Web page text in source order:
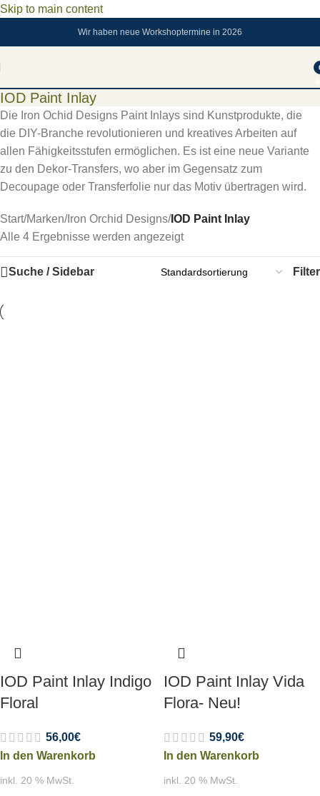
Skip to main content
Wir haben neue Workshoptermine in 2026
IOD Paint Inlay
Die Iron Ochid Designs Paint Inlays sind Kunstprodukte, die
die DIY-Branche revolutionieren und kreatives Arbeiten auf
allen Fähigkeitsstufen ermöglichen. Es ist eine neue Variante
zu den Dekor-Transfers, wo aber im Gegensatz zum
Decoupage oder Transferfolie nur das Motiv übertragen wird.
Start/Marken/Iron Orchid Designs/IOD Paint Inlay
Alle 4 Ergebnisse werden angezeigt
Suche / Sidebar Filter
IOD Paint Inlay Indigo
Floral
56,00€
In den Warenkorb
inkl. 20 % MwSt.
IOD Paint Inlay Vida
Flora- Neu!
59,90€
In den Warenkorb
inkl. 20 % MwSt.